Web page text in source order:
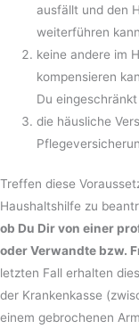
ausfällt und den
weiterführen
keine andere im
kompensieren
Du
die häusliche
Treffen diese
Haushaltshilfe zu
ob Du Dir von einer
oder Verwandte bzw.
letzten Fall erhalten
der Krankenkasse
einem gebrochenen